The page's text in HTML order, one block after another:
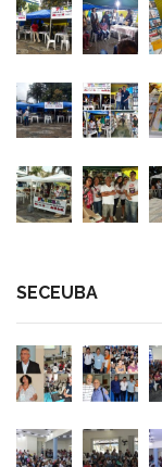
SECEUBA